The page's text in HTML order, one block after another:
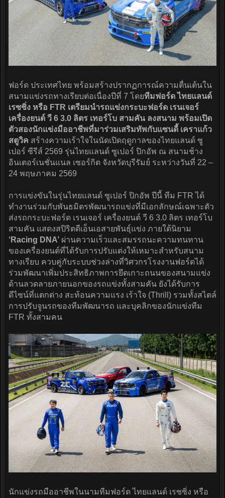
ฟอร์ด ประเทศไทย พร้อมสร้างปรากฏการณ์ความตื่นเต้นใน
สนามแข่งรถทางเรียบต่อเนื่องปีที่ 7 โดยทีมฟอร์ด ไทยแลนด์
เรซซิ่ง หรือ FTR เตรียมนำรถแข่งกระบะฟอร์ด เรนเจอร์
เครื่องยนต์ วี 6 3.0 ลิตร เทอร์โบ สามคัน ลงสนาม พร้อมเปิด
ตัวสองนักแข่งมืออาชีพที่มาร่วมเสริมทัพกับแซนดี้ เคราแก้ว
สตูวิค สร้างความเร้าใจในนัดเปิดฤดูกาลของไทยแลนด์ ซู
เปอร์ ซีรีส์ 2569 รุ่นไทยแลนด์ ซูเปอร์ ปิกอัพ ณ สนามช้าง
อินเตอร์เนชั่นแนล เซอร์กิต จังหวัดบุรีรัมย์ ระหว่างวันที่ 22 –
24 พฤษภาคม 2569
การแข่งขันในรุ่นไทยแลนด์ ซูเปอร์ ปิกอัพ ปีนี้ ทีม FTR ได้
ทำงานร่วมกับพันธมิตรพัฒนารถแข่งที่มีเอกลักษณ์เฉพาะตัว
ส่งรถกระบะฟอร์ด เรนเจอร์ เครื่องยนต์ วี 6 3.0 ลิตร เทอร์โบ
สามคัน แสดงสปิริตดีเอ็นเอสายพันธุ์แข่ง ภายใต้นิยาม
‘Racing DNA’ ผ่านความเร็วและสมรรถนะความทนทาน
ของเครื่องยนต์ที่ได้รับการปรับแต่งให้เหมาะสำหรับสนาม
ทางเรียบ ควบคู่กับระบบช่วงล่างที่วิศวกรโรงงานฟอร์ดได้
ร่วมพัฒนาเพิ่มประสิทธิภาพการยึดเกาะถนนของสนามแข่ง
ด้านลวดลายภายนอกของรถแข่งทั้งสามคัน ยังได้รับการ
ดีไซน์ที่แตกต่าง สะท้อนความแรง เร้าใจ (Thrill) รวมทั้งสไตล์
การปรับจูนรถของทีมพัฒนารถ และบุคลิกของนักแข่งทีม
FTR ทั้งสามคน
นักแข่งรถมืออาชีพในนามทีมฟอร์ด ไทยแลนด์ เรซซิ่ง หรือ